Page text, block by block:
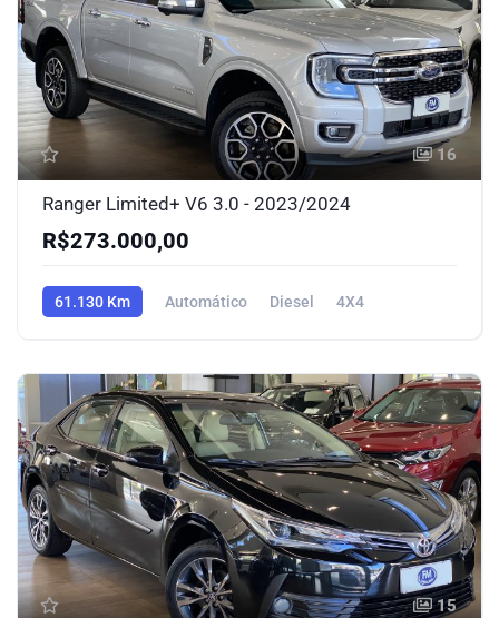
16
Ranger Limited+ V6 3.0 - 2023/2024
R$273.000,00
61.130 Km Automático Diesel 4X4
15